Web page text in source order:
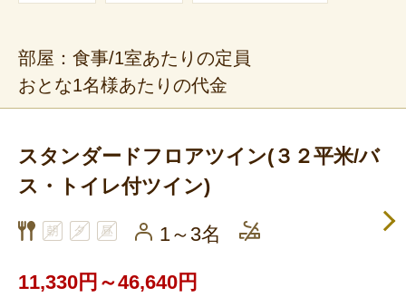
部屋：食事/1室あたりの定員
おとな1名様あたりの代金
スタンダードフロアツイン(３２平米/バ
ス・トイレ付ツイン)
1～3名
11,330円～46,640円